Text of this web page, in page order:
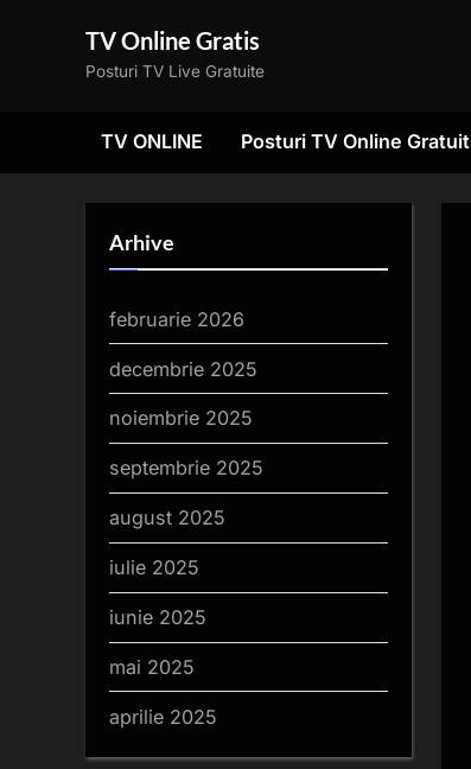
TV Online Gratis
Posturi TV Live Gratuite
TV ONLINE Posturi TV Online Gratuit
Arhive
februarie 2026
decembrie 2025
noiembrie 2025
septembrie 2025
august 2025
iulie 2025
iunie 2025
mai 2025
aprilie 2025